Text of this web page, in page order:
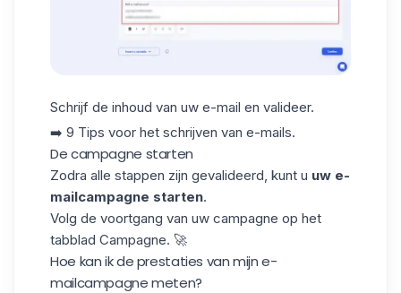
Schrijf de inhoud van uw e-mail en valideer.
➡️ 9 Tips voor het schrijven van e-mails.
De campagne starten
Zodra alle stappen zijn gevalideerd, kunt u uw e-
mailcampagne starten.
Volg de voortgang van uw campagne op het
tabblad Campagne. 🚀
Hoe kan ik de prestaties van mijn e-
mailcampagne meten?